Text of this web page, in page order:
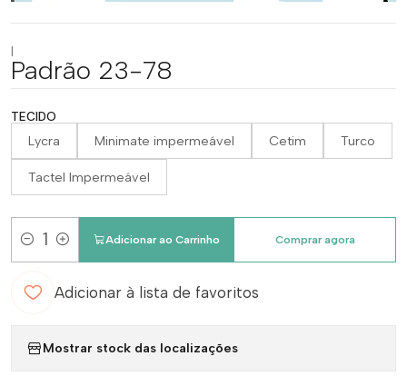
|
Padrão 23-78
TECIDO
Lycra Minimate impermeável Cetim Turco
Tactel Impermeável
Quantidade
Adicionar ao Carrinho Comprar agora
Adicionar à lista de favoritos
Mostrar stock das localizações